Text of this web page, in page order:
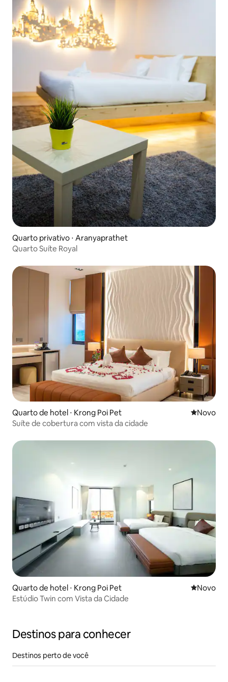
Quarto privativo ⋅ Aranyaprathet
Quarto Suíte Royal
Quarto de hotel ⋅ Krong Poi Pet Novo
Novo
Suíte de cobertura com vista da cidade
Quarto de hotel ⋅ Krong Poi Pet Novo
Novo
Estúdio Twin com Vista da Cidade
Destinos para conhecer
Destinos perto de você